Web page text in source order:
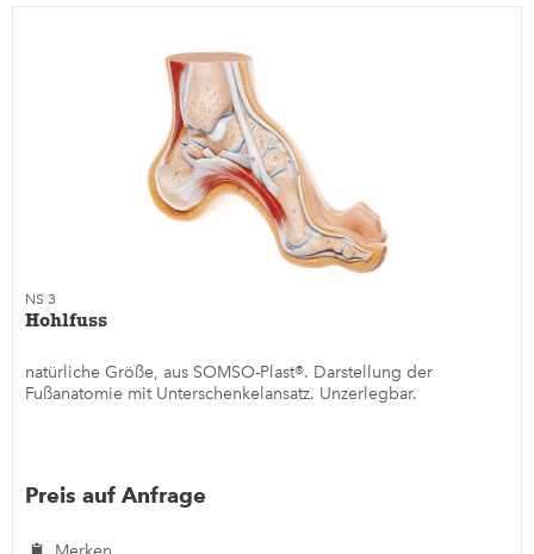
NS 3
Hohlfuss
natürliche Größe, aus SOMSO-Plast®. Darstellung der
Fußanatomie mit Unterschenkelansatz. Unzerlegbar.
Preis auf Anfrage